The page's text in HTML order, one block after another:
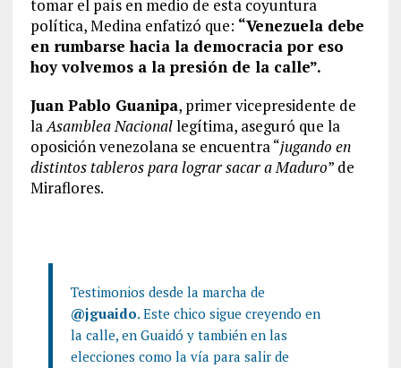
tomar el país en medio de esta coyuntura
política, Medina enfatizó que: “Venezuela debe
en rumbarse hacia la democracia por eso
hoy volvemos a la presión de la calle”.
Juan Pablo Guanipa, primer vicepresidente de
laAsamblea Nacionallegítima, aseguró que la
oposición venezolana se encuentra “jugando en
distintos tableros para lograr sacar a Maduro” de
Miraflores.
Testimonios desde la marcha de
@jguaido. Este chico sigue creyendo en
la calle, en Guaidó y también en las
elecciones como la vía para salir de